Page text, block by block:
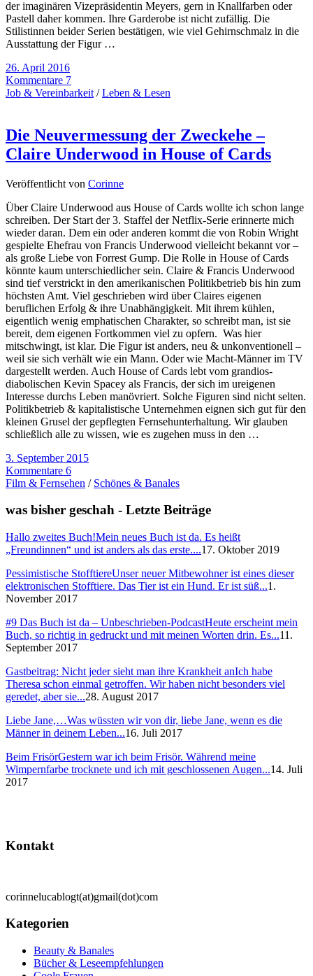
der imaginären Vizepräsidentin Meyers, gern in Knallfarben oder
Pastell daher kommen. Ihre Garderobe ist nicht zufällig. Die
Stilistinnen beider Serien bestätigen, wie viel Gehirnschmalz in die
Ausstattung der Figur …
26. April 2016
Kommentare 7
Job & Vereinbarkeit /Leben & Lesen
Die Neuvermessung der Zweckehe –
Claire Underwood in House of Cards
Veröffentlicht von Corinne
Über Claire Underwood aus House of Cards wollte ich schon lange
schreiben. Der Start der 3. Staffel der Netflix-Serie erinnerte mich
wieder daran. Dem ein oder anderen kommt die von Robin Wright
gespielte Ehefrau von Francis Underwood vielleicht bekannt vor –
als große Liebe von Forrest Gump. Die Rolle in House of Cards
könnte kaum unterschiedlicher sein. Claire & Francis Underwood
sind tief verstrickt in den amerikanischen Politikbetrieb bis hin zum
höchsten Amt. Viel geschrieben wird über Claires eigenen
beruflichen Erfolg & ihre Unabhängigkeit. Mit ihrem kühlen,
eigentlich wenig emphatischen Charakter, so schreibt man, ist sie
bereit, dem eigenen Fortkommen viel zu opfern. Was hier
mitschwingt, ist klar. Die Figur ist anders, neu & unkonventionell –
weil sie sich verhält wie ein Mann. Oder wie Macht-Männer im TV
dargestellt werden. Auch House of Cards lebt vom grandios-
diabolischen Kevin Spacey als Francis, der sich im ureigenen
Interesse durchs Leben manövriert. Solche Figuren sind nicht selten.
Politikbetrieb & kapitalistische Unternehmen eignen sich gut für den
kleinen Grusel der gepflegten Fernsehunterhaltung. Wir glauben
schließlich alle zu wissen, wie es zugehen muss in den …
3. September 2015
Kommentare 6
Film & Fernsehen / Schönes & Banales
was bisher geschah - Letzte Beiträge
Hallo zweites Buch!Mein neues Buch ist da. Es heißt
„Freundinnen“ und ist anders als das erste....17. Oktober 2019
Pessimistische StofftiereUnser neuer Mitbewohner ist eines dieser
elektronischen Stofftiere. Das Tier ist ein Hund. Er ist süß...1.
November 2017
#9 Das Buch ist da – Unbeschrieben-PodcastHeute erscheint mein
Buch, so richtig in gedruckt und mit meinen Worten drin. Es...11.
September 2017
Gastbeitrag: Nicht jeder sieht man ihre Krankheit anIch habe
Theresa schon einmal getroffen. Wir haben nicht besonders viel
geredet, aber sie...28. August 2017
Liebe Jane,…Was wüssten wir von dir, liebe Jane, wenn es die
Männer in deinem Leben...16. Juli 2017
Beim FrisörGestern war ich beim Frisör. Während meine
Wimpernfarbe trocknete und ich mit geschlossenen Augen...14. Juli
2017
Kontakt
corinnelucablogt(at)gmail(dot)com
Kategorien
Beauty & Banales
Bücher & Leseempfehlungen